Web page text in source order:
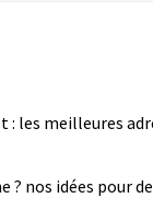
: les meilleures
? nos idées pour